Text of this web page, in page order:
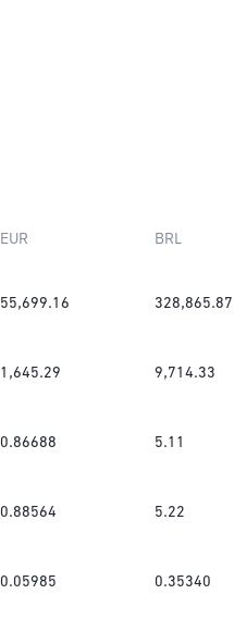
EUR BRL
55,699.16 328,865.87
1,645.29 9,714.33
0.86688 5.11
0.88564 5.22
0.05985 0.35340